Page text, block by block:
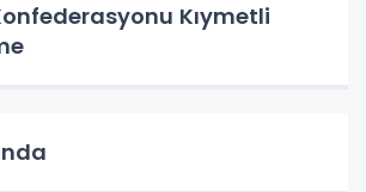
Kıymetli